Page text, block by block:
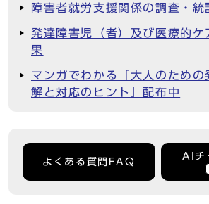
障害者就労支援関係の調査・統
発達障害児（者）及び医療的ケ
果
マンガでわかる「大人のため
解と対応のヒント」配布中
よくある質問FAQ
AIチ